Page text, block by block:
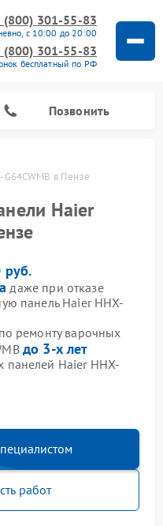
(800) 301-55-83
с 10:00 до 20:00
(800) 301-55-83
бесплатный по РФ
Позвонить
в Пензе
Haier
руб.
даже при отказе
панель Haier HHX-
ремонту варочных
до 3-х лет
Haier HHX-
работ